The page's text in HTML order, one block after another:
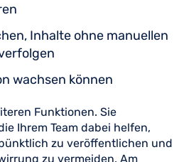
Inhalte ohne manuellen
wachsen können
Funktionen. Sie
Ihrem Team dabei helfen,
zu veröffentlichen und
zu vermeiden. Am